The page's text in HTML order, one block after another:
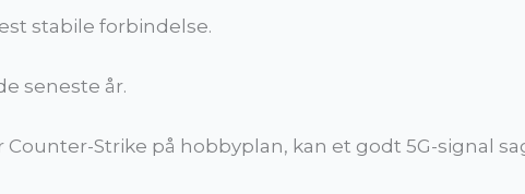
stabile forbindelse.
seneste år.
Counter-Strike på hobbyplan, kan et godt 5G-signal